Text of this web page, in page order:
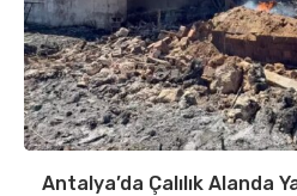
Antalya’da Çalılık Alanda